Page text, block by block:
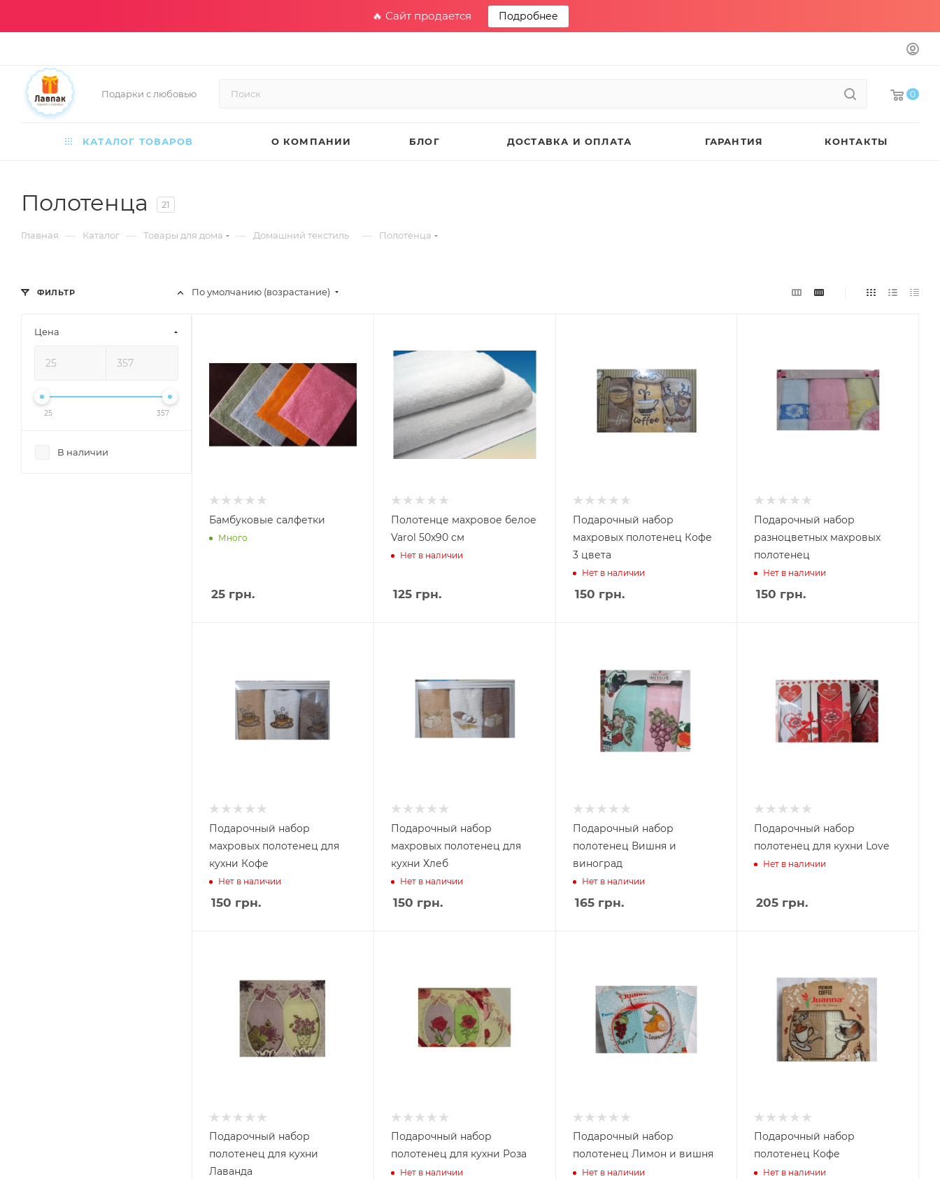
🔥 Сайт продается Подробнее
Подарки с любовью 0
КАТАЛОГ ТОВАРОВ О КОМПАНИИ БЛОГ ДОСТАВКА И ОПЛАТА ГАРАНТИЯ КОНТАКТЫ
Полотенца 21
Главная — Каталог — Товары для дома — Домашний текстиль — Полотенца
По умолчанию (возрастание)
Бамбуковые салфетки
Много
25 грн.
Полотенце махровое белое
Varol 50х90 см
Нет в наличии
125грн.
Подарочный набор
махровых полотенец Кофе
3 цвета
Нет в наличии
150 грн.
Подарочный набор
разноцветных махровых
полотенец
Нет в наличии
150 грн.
Подарочный набор
махровых полотенец для
кухни Кофе
Нет в наличии
150 грн.
Подарочный набор
махровых полотенец для
кухни Хлеб
Нет в наличии
150 грн.
Подарочный набор
полотенец Вишня и
виноград
Нет в наличии
165грн.
Подарочный набор
полотенец для кухни Love
Нет в наличии
205 грн.
Подарочный набор
полотенец для кухни
Лаванда
Подарочный набор
полотенец для кухни Роза
Нет в наличии
Подарочный набор
полотенец Лимон и вишня
Нет в наличии
Подарочный набор
полотенец Кофе
Нет в наличии
ФИЛЬТР
Цена
25 357
В наличии